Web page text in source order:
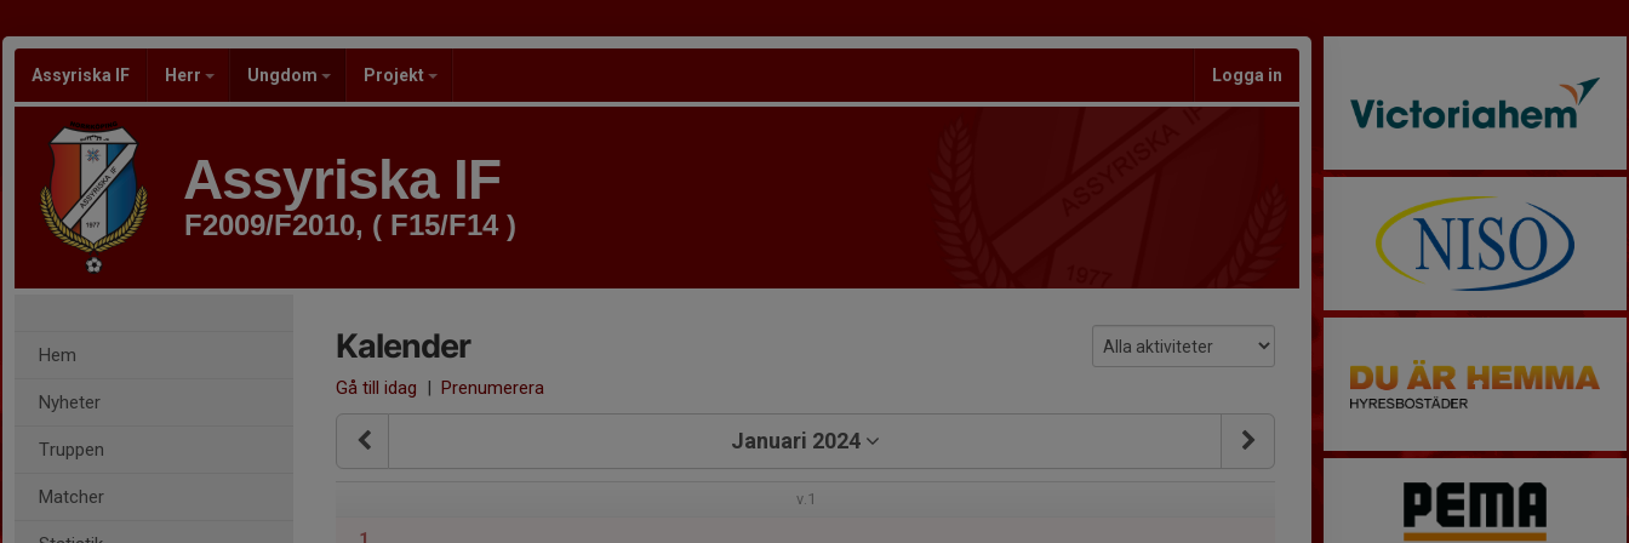
Assyriska IF Herr Ungdom Projekt Logga in
Assyriska IF
F2009/F2010, ( F15/F14 )
Hem
Nyheter
Truppen
Matcher
Kalender
Gå till idag | Prenumerera
Januari 2024
v.1